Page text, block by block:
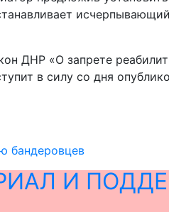
ДНР «О запрете
в силу со дня
бандеровцев
И